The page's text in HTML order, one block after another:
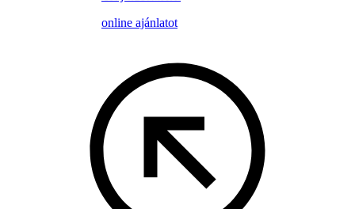
online ajánlatot